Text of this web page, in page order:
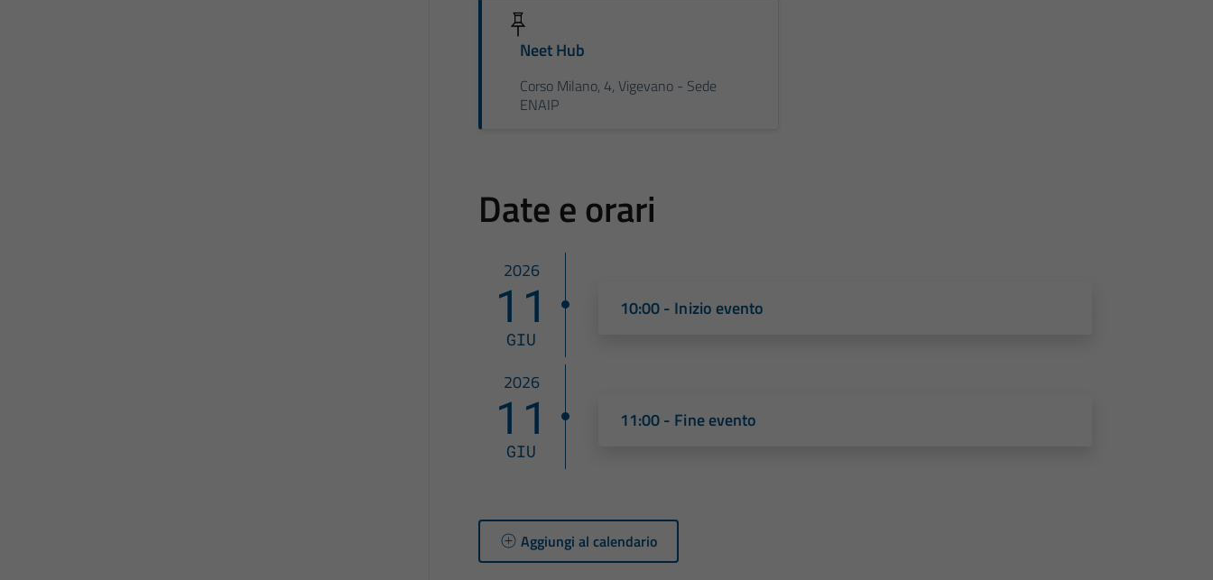
Neet Hub
Corso Milano, 4, Vigevano - Sede
ENAIP
Date e orari
2026
11
GIU
10:00 - Inizio evento
2026
11
GIU
11:00 - Fine evento
Aggiungi al calendario